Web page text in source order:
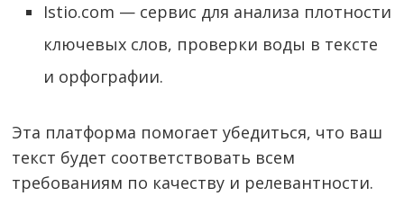
Istio.com — сервис для анализа плотности
ключевых слов, проверки воды в тексте
и орфографии.
Эта платформа помогает убедиться, что ваш
текст будет соответствовать всем
требованиям по качеству и релевантности.